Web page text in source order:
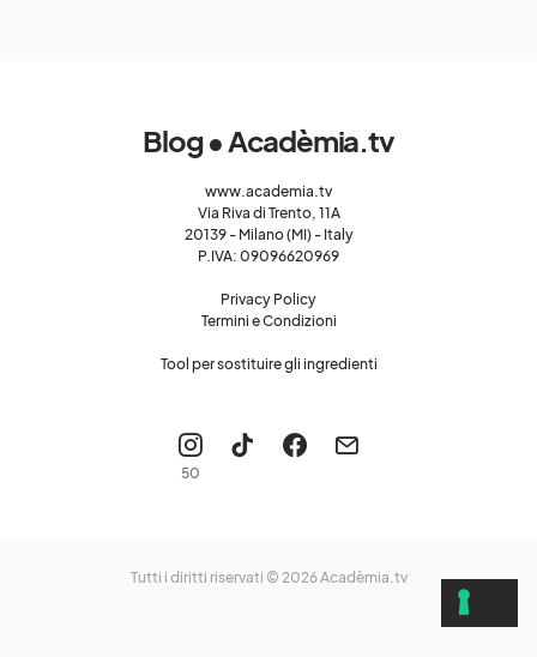
Blog • Acadèmia.tv
www.academia.tv
Via Riva di Trento, 11A
20139 - Milano (MI) - Italy
P.IVA: 09096620969
Privacy Policy
Termini e Condizioni
Tool per sostituire gli ingredienti
50
Tutti i diritti riservati © 2026Acadèmia.tv